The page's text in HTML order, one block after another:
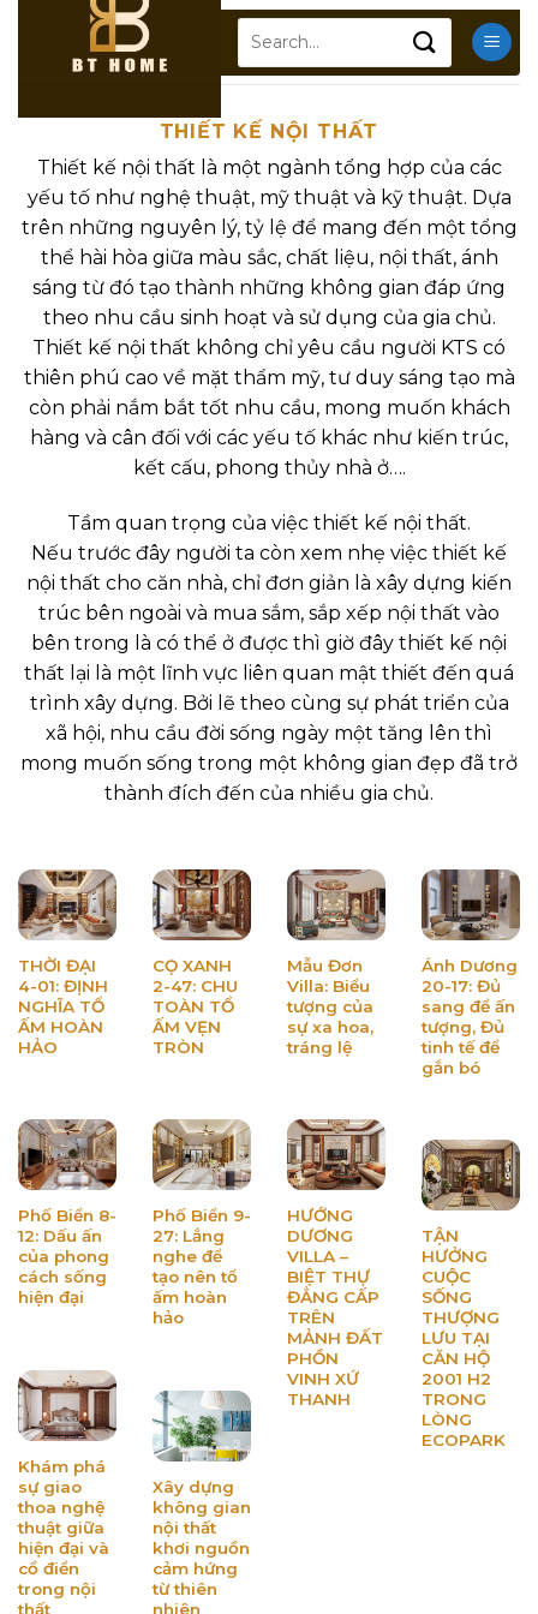
THIẾT KẾ NỘI THẤT
Thiết kế nội thất là một ngành tổng hợp của các
yếu tố như nghệ thuật, mỹ thuật và kỹ thuật. Dựa
trên những nguyên lý, tỷ lệ để mang đến một tổng
thể hài hòa giữa màu sắc, chất liệu, nội thất, ánh
sáng từ đó tạo thành những không gian đáp ứng
theo nhu cầu sinh hoạt và sử dụng của gia chủ.
Thiết kế nội thất không chỉ yêu cầu người KTS có
thiên phú cao về mặt thẩm mỹ, tư duy sáng tạo mà
còn phải nắm bắt tốt nhu cầu, mong muốn khách
hàng và cân đối với các yếu tố khác như kiến trúc,
kết cấu, phong thủy nhà ở….
Tầm quan trọng của việc thiết kế nội thất.
Nếu trước đây người ta còn xem nhẹ việc thiết kế
nội thất cho căn nhà, chỉ đơn giản là xây dựng kiến
trúc bên ngoài và mua sắm, sắp xếp nội thất vào
bên trong là có thể ở được thì giờ đây thiết kế nội
thất lại là một lĩnh vực liên quan mật thiết đến quá
trình xây dựng. Bởi lẽ theo cùng sự phát triển của
xã hội, nhu cầu đời sống ngày một tăng lên thì
mong muốn sống trong một không gian đẹp đã trở
thành đích đến của nhiều gia chủ.
THỜI ĐẠI
4-01: ĐỊNH
NGHĨA TỔ
ẤM HOÀN
HẢO
CỌ XANH
2-47: CHU
TOÀN TỔ
ẤM VẸN
TRÒN
Mẫu Đơn
Villa: Biểu
tượng của
sự xa hoa,
tráng lệ
Ánh Dương
20-17: Đủ
sang để ấn
tượng, Đủ
tinh tế để
gắn bó
Phố Biển 8-
12: Dấu ấn
của phong
cách sống
hiện đại
Phố Biển 9-
27: Lắng
nghe để
tạo nên tổ
ấm hoàn
hảo
HƯỚNG
DƯƠNG
VILLA –
BIỆT THỰ
ĐẲNG CẤP
TRÊN
MẢNH ĐẤT
PHỒN
VINH XỨ
THANH
TẬN
HƯỞNG
CUỘC
SỐNG
THƯỢNG
LƯU TẠI
CĂN HỘ
2001 H2
TRONG
LÒNG
ECOPARK
Khám phá
sự giao
thoa nghệ
thuật giữa
hiện đại và
cổ điển
trong nội
thất
Xây dựng
không gian
nội thất
khơi nguồn
cảm hứng
từ thiên
nhiên